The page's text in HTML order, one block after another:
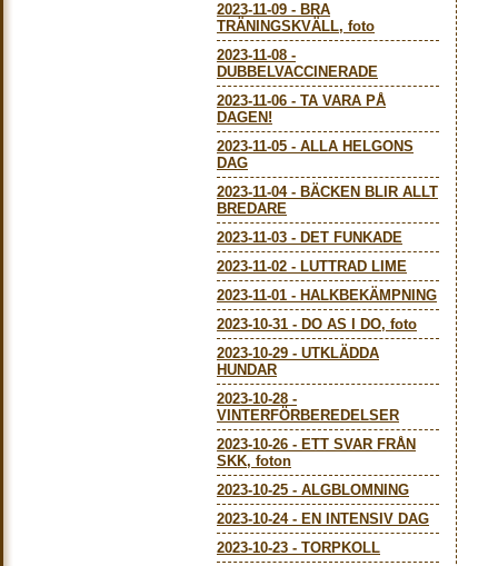
2023-11-09 - BRA
TRÄNINGSKVÄLL, foto
2023-11-08 -
DUBBELVACCINERADE
2023-11-06 - TA VARA PÅ
DAGEN!
2023-11-05 - ALLA HELGONS
DAG
2023-11-04- BÄCKEN BLIR ALLT
BREDARE
2023-11-03 - DET FUNKADE
2023-11-02 - LUTTRAD LIME
2023-11-01 - HALKBEKÄMPNING
2023-10-31 - DO AS I DO, foto
2023-10-29 - UTKLÄDDA
HUNDAR
2023-10-28 -
VINTERFÖRBEREDELSER
2023-10-26 - ETT SVAR FRÅN
SKK, foton
2023-10-25 - ALGBLOMNING
2023-10-24- EN INTENSIV DAG
2023-10-23 - TORPKOLL